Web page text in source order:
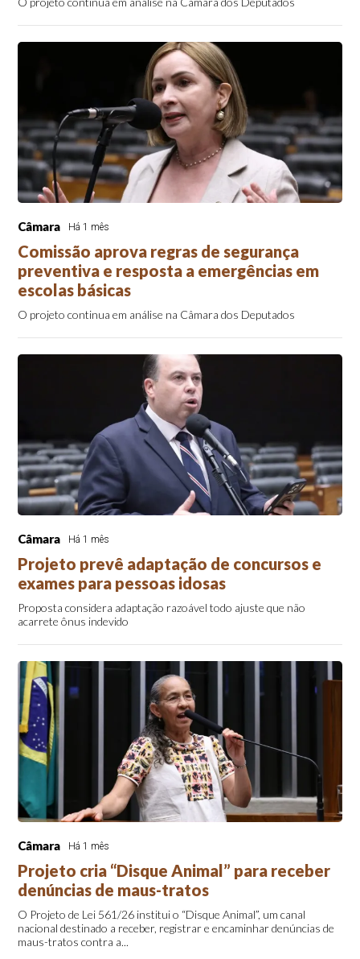
Câmara Há 1 mês
Comissão aprova regras de segurança
preventiva e resposta a emergências em
escolas básicas
O projeto continua em análise na Câmara dos Deputados
Câmara Há 1 mês
Projeto prevê adaptação de concursos e
exames para pessoas idosas
Proposta considera adaptação razoável todo ajuste que não
acarrete ônus indevido
Câmara Há 1 mês
Projeto cria “Disque Animal” para receber
denúncias de maus-tratos
O Projeto de Lei 561/26 institui o “Disque Animal”, um canal
nacional destinado a receber, registrar e encaminhar denúncias de
maus-tratos contra a...